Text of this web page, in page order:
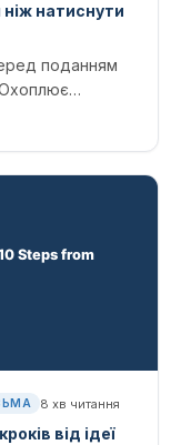
ніж натиснути
поданням
якість мови,
8 хв читання
від ідеї